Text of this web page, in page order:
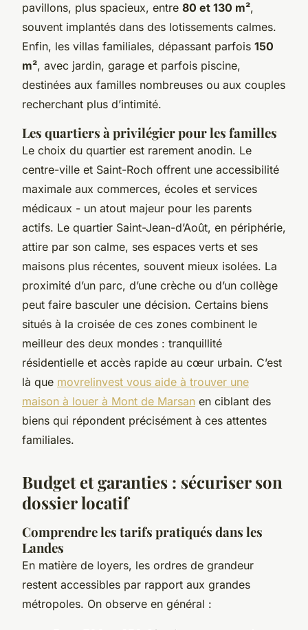
pavillons, plus spacieux, entre 80 et 130 m²,
souvent implantés dans des lotissements calmes.
Enfin, les villas familiales, dépassant parfois 150
m², avec jardin, garage et parfois piscine,
destinées aux familles nombreuses ou aux couples
recherchant plus d’intimité.
Les quartiers à privilégier pour les familles
Le choix du quartier est rarement anodin. Le
centre-ville et Saint-Roch offrent une accessibilité
maximale aux commerces, écoles et services
médicaux - un atout majeur pour les parents
actifs. Le quartier Saint-Jean-d’Août, en périphérie,
attire par son calme, ses espaces verts et ses
maisons plus récentes, souvent mieux isolées. La
proximité d’un parc, d’une crèche ou d’un collège
peut faire basculer une décision. Certains biens
situés à la croisée de ces zones combinent le
meilleur des deux mondes : tranquillité
résidentielle et accès rapide au cœur urbain. C’est
là que movrelinvest vous aide à trouver une
maison à louer à Mont de Marsan en ciblant des
biens qui répondent précisément à ces attentes
familiales.
Budget et garanties : sécuriser son
dossier locatif
Comprendre les tarifs pratiqués dans les
Landes
En matière de loyers, les ordres de grandeur
restent accessibles par rapport aux grandes
métropoles. On observe en général :